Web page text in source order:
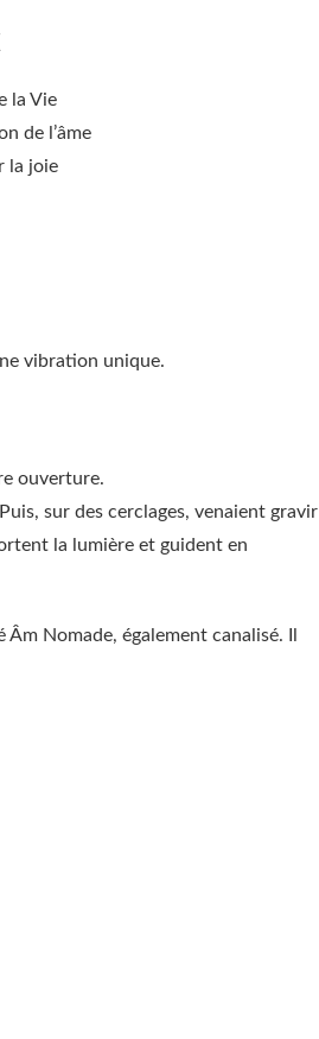
la Vie
de l’âme
la joie
vibration unique.
ouverture.
sur des cerclages, venaient gravir
la lumière et guident en
Nomade, également canalisé. Il